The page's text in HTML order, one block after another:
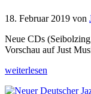
18. Februar 2019 von
Neue CDs
Vorschau auf Just
weiterlesen